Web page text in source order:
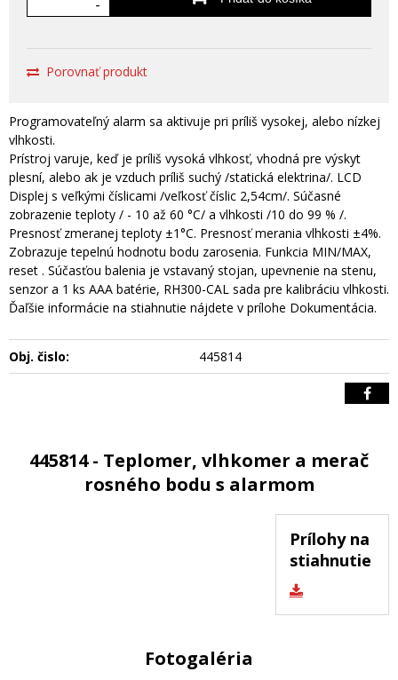
-
Porovnať produkt
Programovateľný alarm sa aktivuje pri príliš vysokej, alebo nízkej
vlhkosti.
Prístroj varuje, keď je príliš vysoká vlhkosť, vhodná pre výskyt
plesní, alebo ak je vzduch príliš suchý /statická elektrina/. LCD
Displej s veľkými číslicami /veľkosť číslic 2,54cm/. Súčasné
zobrazenie teploty / - 10 až 60 °C/ a vlhkosti /10 do 99 % /.
Presnosť zmeranej teploty ±1°C. Presnosť merania vlhkosti ±4%.
Zobrazuje tepelnú hodnotu bodu zarosenia. Funkcia MIN/MAX,
reset . Súčasťou balenia je vstavaný stojan, upevnenie na stenu,
senzor a 1 ks AAA batérie, RH300-CAL sada pre kalibráciu vlhkosti.
Ďaľšie informácie na stiahnutie nájdete v prílohe Dokumentácia.
Obj. čislo: 445814
445814 - Teplomer, vlhkomer a merač
rosného bodu s alarmom
Prílohy na
stiahnutie
Fotogaléria